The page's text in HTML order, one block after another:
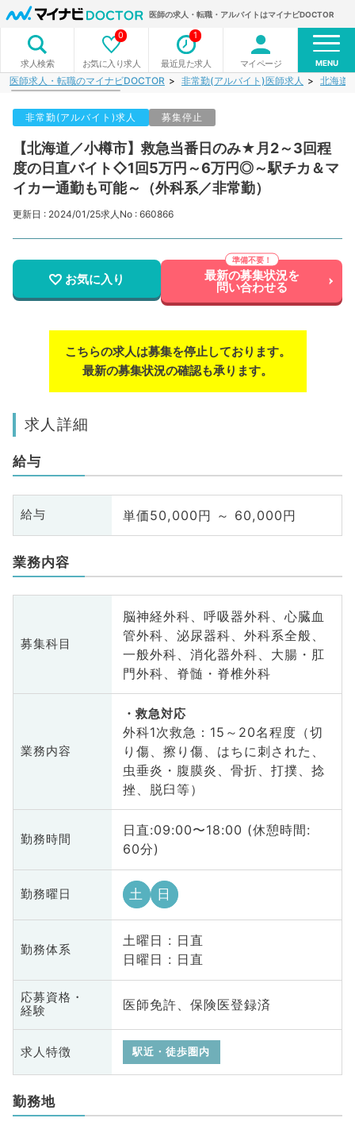
医師の求人・転職・アルバイトはマイナビDOCTOR
求人検索 お気に入り求人
0
最近見た求人
1
マイページ MENU
医師求人・転職のマイナビDOCTOR 非常勤(アルバイト)医師求人 北海道
非常勤(アルバイト)求人 募集停止
【北海道／小樽市】救急当番日のみ★月2～3回程
度の日直バイト◇1回5万円～6万円◎～駅チカ＆マ
イカー通勤も可能～（外科系／非常勤）
更新日 : 2024/01/25求人No : 660866
お気に入り 最新の募集状況を
問い合わせる
こちらの求人は募集を停止しております。
最新の募集状況の確認も承ります。
求人詳細
給与
給与 単価50,000円 ～ 60,000円
業務内容
募集科目
脳神経外科、呼吸器外科、心臓血
管外科、泌尿器科、外科系全般、
一般外科、消化器外科、大腸・肛
門外科、脊髄・脊椎外科
業務内容
救急対応
外科1次救急：15～20名程度（切
り傷、擦り傷、はちに刺された、
虫垂炎・腹膜炎、骨折、打撲、捻
挫、脱臼等）
勤務時間
日直:09:00〜18:00 (休憩時間:
60分)
勤務曜日 土 日
勤務体系
土曜日 : 日直
日曜日 : 日直
応募資格・
経験
医師免許、保険医登録済
求人特徴 駅近・徒歩圏内
勤務地